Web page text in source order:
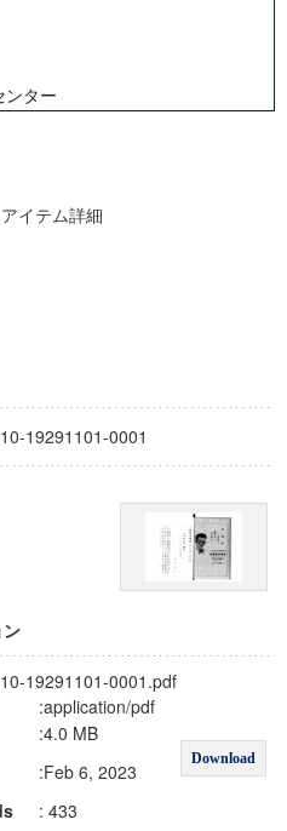
ンター
ティテュート
報告書
プログラム「超成熟社会発展のサ
イテム詳細
19291101-0001
19291101-0001.pdf
:application/pdf
Download
:4.0 MB
:Feb 6, 2023
: 433